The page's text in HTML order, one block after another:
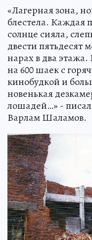
«Лагерная зона,
блестела. Каждая
солнце сияла,
двести пятьдесят
нарах в два
на 600 шаек с
кинобудкой и
новенькая
лошадей…» -
Варлам Шаламов.